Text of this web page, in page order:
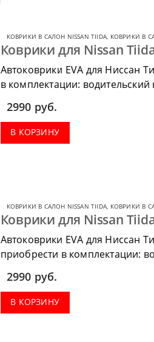
КОВРИКИ В САЛОН NISSAN TIIDA, КОВРИКИ В
Коврики для Nissan
Автоковрики EVA для Ниссан
в комплектации:
2990 руб.
В КОРЗИНУ
КОВРИКИ В САЛОН NISSAN TIIDA, КОВРИКИ В
Коврики для Nissan
Автоковрики EVA для Ниссан
приобрести в комплектации:
2990 руб.
В КОРЗИНУ